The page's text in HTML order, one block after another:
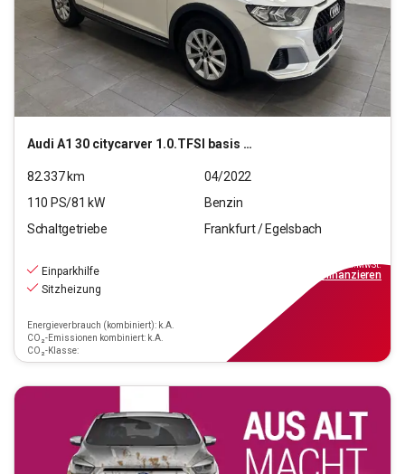
Audi A1 30 citycarver 1.0.TFSI basis (EURO 6d)
82.337km
04/2022
110 PS/81 kW
Benzin
Schaltgetriebe
Frankfurt / Egelsbach
Einparkhilfe
Sitzheizung
Energieverbrauch (kombiniert): k.A.
CO₂-Emissionen kombiniert: k.A.
CO₂-Klasse:
inkl.MwSt.
finanzieren